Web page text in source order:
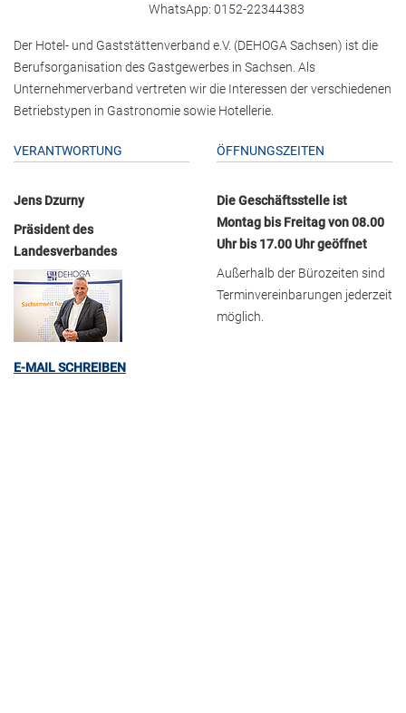
WhatsApp: 0152-22344383
Der Hotel- und Gaststättenverband e.V. (DEHOGA Sachsen) ist die
Berufsorganisation des Gastgewerbes in Sachsen. Als
Unternehmerverband vertreten wir die Interessen der verschiedenen
Betriebstypen in Gastronomie sowie Hotellerie.
VERANTWORTUNG
Jens Dzurny
Präsident des
Landesverbandes
E-MAIL SCHREIBEN
ÖFFNUNGSZEITEN
Die Geschäftsstelle ist
Montag bis Freitag von 08.00
Uhr bis 17.00 Uhr geöffnet
Außerhalb der Bürozeiten sind
Terminvereinbarungen jederzeit
möglich.